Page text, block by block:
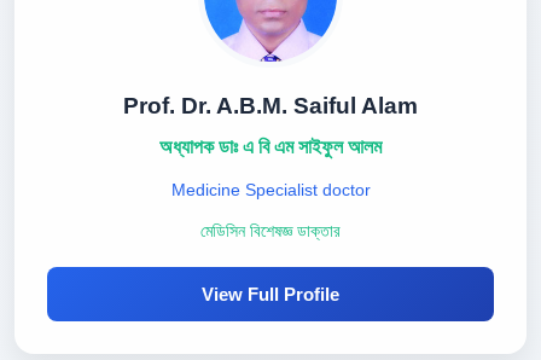
Prof. Dr. A.B.M. Saiful Alam
অধ্যাপক ডাঃ এ বি এম সাইফুল আলম
Medicine Specialist doctor
মেডিসিন বিশেষজ্ঞ ডাক্তার
View Full Profile